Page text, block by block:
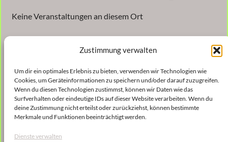
Zustimmung verwalten
Um dir ein optimales Erlebnis zu bieten, verwenden wir Technologien wie
Cookies, um Geräteinformationen zu speichern und/oder darauf zuzugreifen.
Wenn du diesen Technologien zustimmst, können wir Daten wie das
Surfverhalten oder eindeutige IDs auf dieser Website verarbeiten. Wenn du
deine Zustimmung nicht erteilst oder zurückziehst, können bestimmte
Merkmale und Funktionen beeinträchtigt werden.
Dienste verwalten
Keine Veranstaltungen an diesem Ort
Veröffentlicht 9. Januar 2023 in